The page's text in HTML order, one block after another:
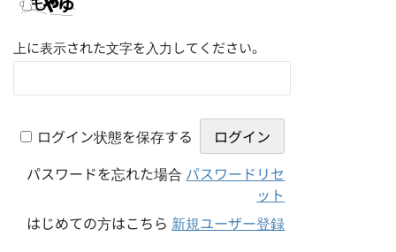
上に表示された文字を入力してください。
ログイン状態を保存する
パスワードを忘れた場合 パスワードリセ
ット
はじめての方はこちら 新規ユーザー登録